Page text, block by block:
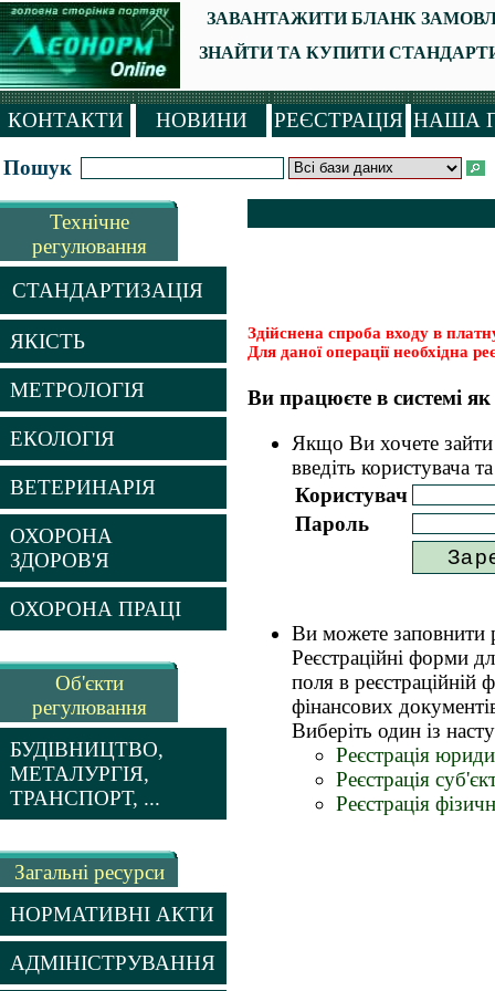
ЗАВАНТАЖИТИ БЛАНК
ЗНАЙТИ ТА КУПИТИ
КОНТАКТИ НОВИНИ РЕЄСТРАЦІЯ НАША
Пошук
Технічне
регулювання
СТАНДАРТИЗАЦІЯ
ЯКІСТЬ
МЕТРОЛОГІЯ
ЕКОЛОГІЯ
ВЕТЕРИНАРІЯ
ОХОРОНА
ЗДОРОВ'Я
ОХОРОНА ПРАЦІ
Об'єкти
регулювання
БУДІВНИЦТВО,
МЕТАЛУРГІЯ,
ТРАНСПОРТ, ...
Загальні ресурси
НОРМАТИВНІ АКТИ
АДМІНІСТРУВАННЯ
Здійснена спроба входу в
Для даної операції необхідна
Ви працюєте в системі
Якщо Ви хочете
введіть користувача
Користувач
Пароль
Ви можете заповнити
Реєстраційні форми
поля в
фінансових
Виберіть один із
Реєстрація
Реєстрація
Реєстрація